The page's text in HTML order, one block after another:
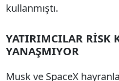
kullanmıştı.
YATIRIMCILAR RİSK
YANAŞMIYOR
Musk ve SpaceX